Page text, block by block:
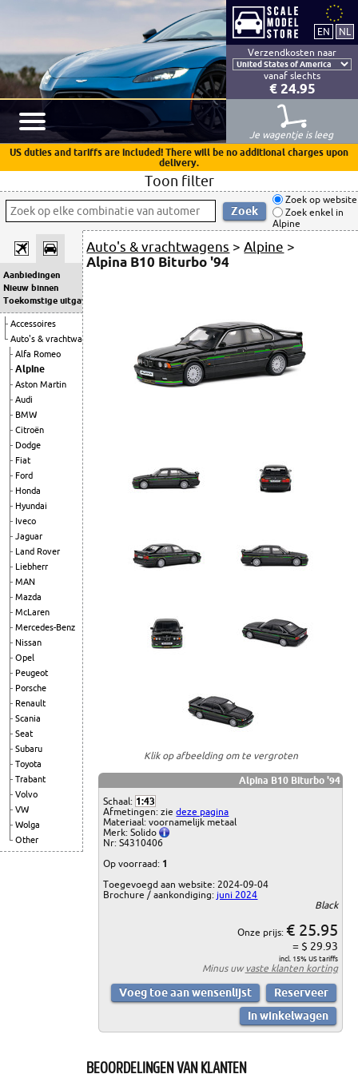
Verzendkosten naar
vanaf slechts
€ 24.95
Je wagentje is leeg
US duties and tariffs are included! There will be no additional charges upon
delivery.
Toon filter
Zoek op website
Zoek enkel in
Alpine
Aanbiedingen
Nieuw binnen
Toekomstige uitgaven
Accessoires
Auto's & vrachtwagens
Alfa Romeo
Alpine
Aston Martin
Audi
BMW
Citroën
Dodge
Fiat
Ford
Honda
Hyundai
Iveco
Jaguar
Land Rover
Liebherr
MAN
Mazda
McLaren
Mercedes-Benz
Nissan
Opel
Peugeot
Porsche
Renault
Scania
Seat
Subaru
Toyota
Trabant
Volvo
VW
Wolga
Other
Auto's & vrachtwagens >Alpine >
Alpina B10 Biturbo '94
Klik op afbeelding om te vergroten
Alpina B10 Biturbo '94
Schaal: 1:43
Afmetingen: ziedeze pagina
Materiaal: voornamelijk metaal
Merk: Solido
Nr: S4310406
Op voorraad: 1
Toegevoegd aan website: 2024-09-04
Brochure / aankondiging: juni 2024
Black
Onze prijs: € 25.95
= $ 29.93
incl. 15% US tariffs
Minus uwvaste klanten korting
BEOORDELINGEN VAN KLANTEN